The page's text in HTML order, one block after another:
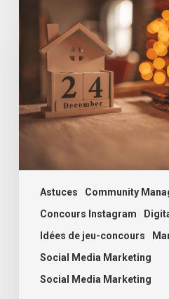
Astuces
Community
Concours Instagram
Idées de jeu-concours
Social Media Marketing
Social Media Marketing
Calendrier
l’Avent
dans
votre